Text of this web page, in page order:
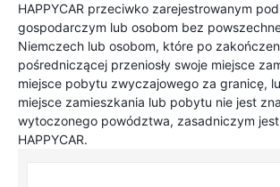
HAPPYCAR przeciwko zarejestrowanym
gospodarczym lub osobom bez
Niemczech lub osobom, które po
pośredniczącej przeniosły swoje miejsce
miejsce pobytu zwyczajowego za granicę,
miejsce zamieszkania lub pobytu nie jest
wytoczonego powództwa, zasadniczym
HAPPYCAR.